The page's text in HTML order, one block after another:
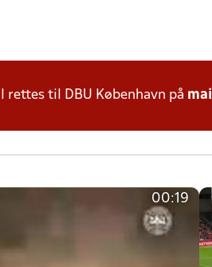
til DBU København på mail
00:19